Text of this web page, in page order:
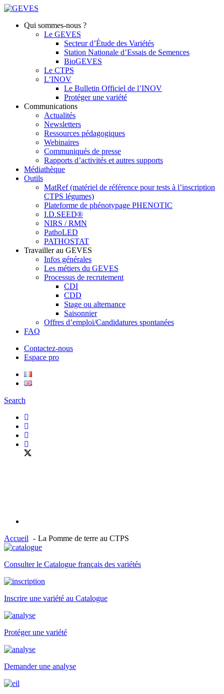
Qui sommes-nous ?
Le GEVES
Secteur d’Étude des Variétés
Station Nationale d’Essais de Semences
BioGEVES
Le CTPS
L’INOV
Le Bulletin Officiel de l’INOV
Protéger une variété
Communications
Actualités
Newsletters
Ressources pédagogiques
Webinaires
Communiqués de presse
Rapports d’activités et autres supports
Médiathèque
Outils
MatRef (matériel de référence pour tests à l’inscription
CTPS légumes)
Plateforme de phénotypage PHENOTIC
I.D.SEED®
NIRS / RMN
PathoLED
PATHOSTAT
Travailler au GEVES
Infos générales
Les métiers du GEVES
Processus de recrutement
CDI
CDD
Stage ou alternance
Saisonnier
Offres d’emploi/Candidatures spontanées
FAQ
Contactez-nous
Espace pro
Search
Accueil La Pomme de terre au CTPS
Consulter le Catalogue français des variétés
Inscrire une variété au Catalogue
Protéger une variété
Demander une analyse